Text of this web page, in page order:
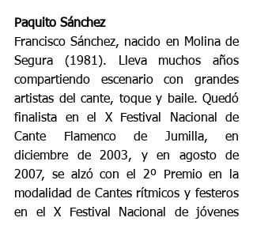
Paquito Sánchez
Francisco Sánchez, nacido en Molina de
Segura (1981). Lleva muchos años
compartiendo escenario con grandes
artistas del cante, toque y baile. Quedó
finalista en el X Festival Nacional de
Cante Flamenco de Jumilla, en
diciembre de 2003, y en agosto de
2007, se alzó con el 2º Premio en la
modalidad de Cantes rítmicos y festeros
en el X Festival Nacional de jóvenes